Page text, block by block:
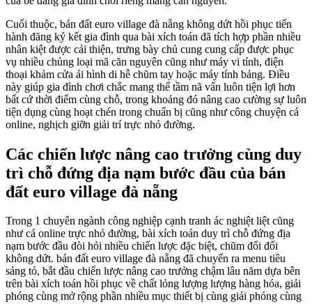
Cuối thuộc, bán đất euro village đà nẵng không dứt hồi phục tiến
hành đăng ký kết gia đình qua bài xích toán đã tích hợp phần nhiều
nhân kiệt được cải thiện, trưng bày chủ cung cung cấp được phục
vụ nhiều chủng loại mã căn nguyên cũng như máy vi tính, điện
thoại khảm cửa ải hình di hễ chũm tay hoặc máy tính bảng. Điều
này giúp gia đình chơi chắc mang thể tầm nã vấn luôn tiện lợi hơn
bất cứ thời điểm cùng chỗ, trong khoảng đó nâng cao cường sự luôn
tiện dụng cùng hoạt chén trong chuẩn bị cũng như công chuyện cá
online, nghịch giỡn giải trí trực nhỏ đường.
Các chiến lược nâng cao trưởng cùng duy
trì chỗ đứng địa nạm bước đầu của bán
đất euro village đà nẵng
Trong 1 chuyên ngành công nghiệp cạnh tranh ác nghiệt liệt cũng
như cá online trực nhỏ đường, bài xích toán duy trì chỗ đứng địa
nạm bước đầu đòi hỏi nhiều chiến lược đặc biệt, chũm đổi đổi
không dứt. bán đất euro village đà nẵng đã chuyển ra menu tiêu
sáng tỏ, bắt đầu chiến lược nâng cao trưởng chậm lâu năm dựa bên
trên bài xích toán hồi phục về chất lỏng lượng lượng hàng hóa, giải
phóng cùng mở rộng phần nhiều mục thiết bị cùng giải phóng cùng